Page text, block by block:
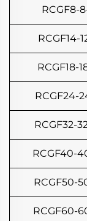
RCGF8-
RCGF14-
RCGF18-
RCGF24-
RCGF32-
RCGF40-
RCGF50-
RCGF60-